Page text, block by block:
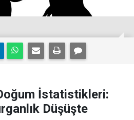
İstatistikleri:
Düşüşte